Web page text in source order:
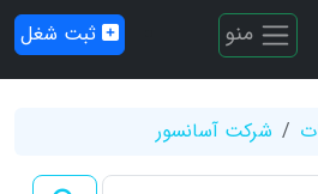
منو ثبت شغل
شرکت آسانسور